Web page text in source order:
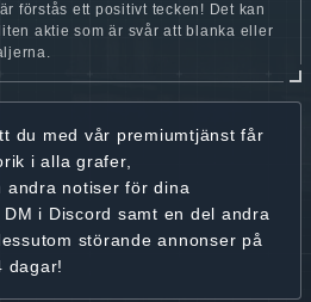
förstås ett positivt tecken! Det kan
aktie som är svår att blanka eller
du med vår premiumtjänst får
i alla grafer,
andra notiser för dina
i Discord samt en del andra
störande annonser på
dagar!